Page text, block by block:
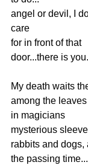
angel or devil ,
care
for in front of that
door...there is you.
My death waits
among the leaves
in magicians
mysterious
rabbits and dogs,
the passing time...